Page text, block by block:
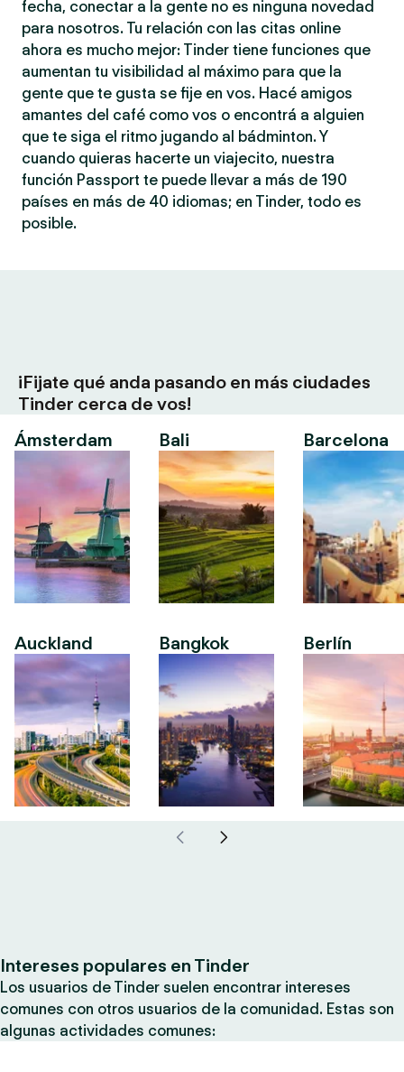
fecha, conectar a la gente no es ninguna novedad
para nosotros. Tu relación con las citas online
ahora es mucho mejor: Tinder tiene funciones que
aumentan tu visibilidad al máximo para que la
gente que te gusta se fije en vos. Hacé amigos
amantes del café como vos o encontrá a alguien
que te siga el ritmo jugando al bádminton. Y
cuando quieras hacerte un viajecito, nuestra
función Passport te puede llevar a más de 190
países en más de 40 idiomas; en Tinder, todo es
posible.
¡Fijate qué anda pasando en más ciudades
Tinder cerca de vos!
Ámsterdam
Auckland
Bali
Bangkok
Barcelona
Berlín
Intereses populares en Tinder
Los usuarios de Tinder suelen encontrar intereses
comunes con otros usuarios de la comunidad. Estas son
algunas actividades comunes: